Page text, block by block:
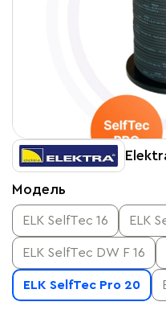
Модель
ELK SelfTec 16 ELK
ELK SelfTec DW F 16
ELK SelfTec Pro 20